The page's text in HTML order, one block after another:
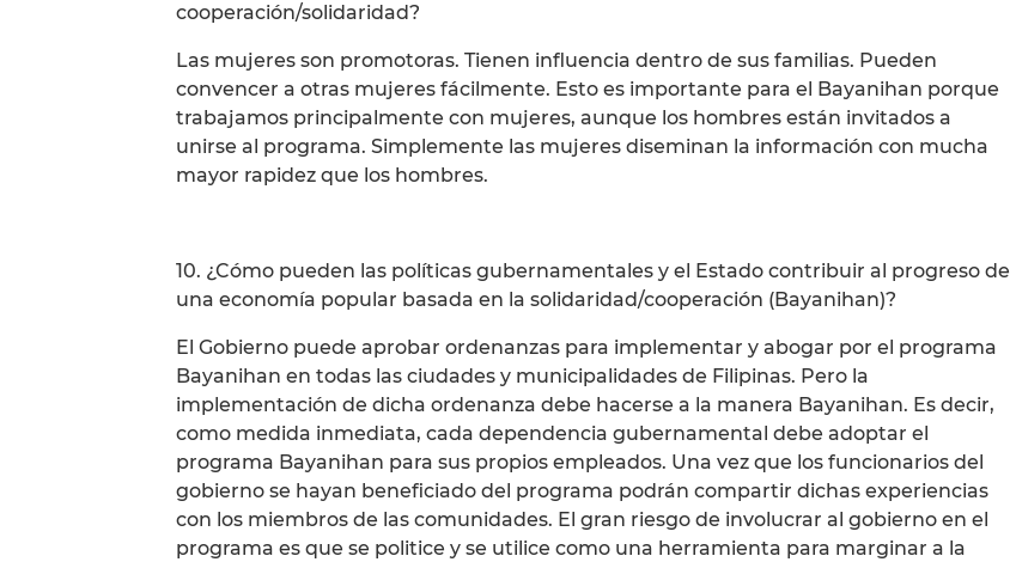
cooperación/solidaridad?
Las mujeres son promotoras. Tienen influencia dentro de sus familias. Pueden
convencer a otras mujeres fácilmente. Esto es importante para el Bayanihan porque
trabajamos principalmente con mujeres, aunque los hombres están invitados a
unirse al programa. Simplemente las mujeres diseminan la información con mucha
mayor rapidez que los hombres.
10. ¿Cómo pueden las políticas gubernamentales y el Estado contribuir al progreso de
una economía popular basada en la solidaridad/cooperación (Bayanihan)?
El Gobierno puede aprobar ordenanzas para implementar y abogar por el programa
Bayanihan en todas las ciudades y municipalidades de Filipinas. Pero la
implementación de dicha ordenanza debe hacerse a la manera Bayanihan. Es decir,
como medida inmediata, cada dependencia gubernamental debe adoptar el
programa Bayanihan para sus propios empleados. Una vez que los funcionarios del
gobierno se hayan beneficiado del programa podrán compartir dichas experiencias
con los miembros de las comunidades. El gran riesgo de involucrar al gobierno en el
programa es que se politice y se utilice como una herramienta para marginar a la